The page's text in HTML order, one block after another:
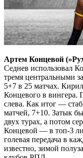
Артем Концевой
Седнев использовал
тремя центральными
5+7 в 25 матчах.
Концевого в
слева. Как итог —
матчей, 7+10. Затык
двух турах, а потом
Концевой — в топ-3
голевая передача в
известно, зимой